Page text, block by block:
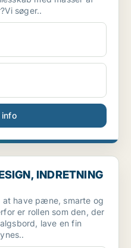
søger..
info
OG GENBRUG? KO...
INDRETNING
have pæne, smarte og
er rollen som den, der
lave en fin